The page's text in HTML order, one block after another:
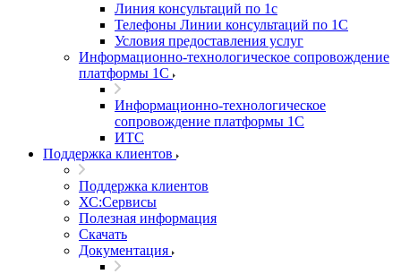
Линия консультаций по 1с
Телефоны Линии консультаций по 1С
Условия предоставления услуг
Информационно-технологическое сопровождение
платформы 1С
Информационно-технологическое
сопровождение платформы 1С
ИТС
Поддержка клиентов
Поддержка клиентов
ХС:Сервисы
Полезная информация
Скачать
Документация